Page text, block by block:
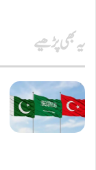
یہ بھی پڑھیے